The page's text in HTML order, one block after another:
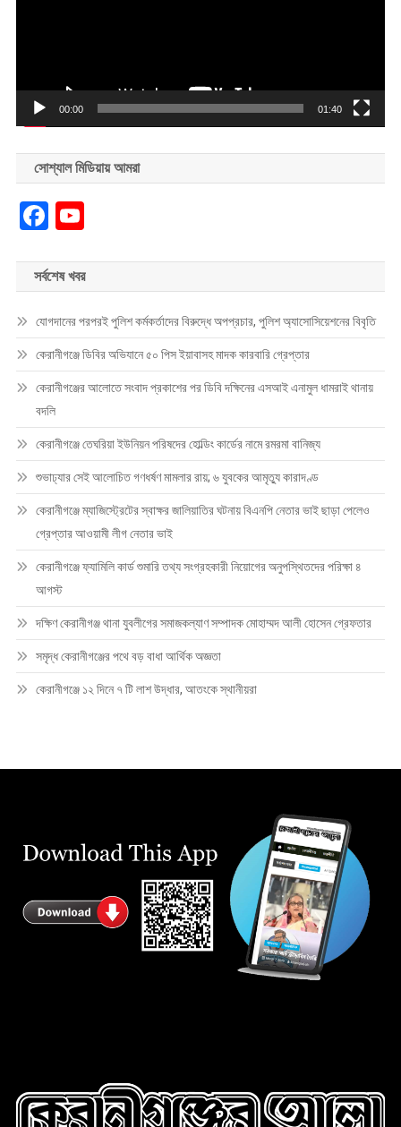
00:00 01:40
সোশ্যাল মিডিয়ায় আমরা
Facebook
সর্বশেষ খবর
যোগদানের পরপরই পুলিশ কর্মকর্তাদের বিরুদ্ধে অপপ্রচার, পুলিশ অ্যাসোসিয়েশনের বিবৃতি
কেরানীগঞ্জে ডিবির অভিযানে ৫০ পিস ইয়াবাসহ মাদক কারবারি গ্রেপ্তার
কেরানীগঞ্জের আলোতে সংবাদ প্রকাশের পর ডিবি দক্ষিনের এসআই এনামুল ধামরাই থানায়
বদলি
কেরানীগঞ্জে তেঘরিয়া ইউনিয়ন পরিষদের হোল্ডিং কার্ডের নামে রমরমা বানিজ্য
শুভাঢ্যার সেই আলোচিত গণধর্ষণ মামলার রায়; ৬ যুবকের আমৃত্যু কারাদণ্ড
কেরানীগঞ্জে ম্যাজিস্ট্রেটের স্বাক্ষর জালিয়াতির ঘটনায় বিএনপি নেতার ভাই ছাড়া পেলেও
গ্রেপ্তার আওয়ামী লীগ নেতার ভাই
কেরানীগঞ্জে ফ্যামিলি কার্ড শুমারি তথ্য সংগ্রহকারী নিয়োগের অনুপস্থিতদের পরিক্ষা ৪
আগস্ট
দক্ষিণ কেরানীগঞ্জ থানা যুবলীগের সমাজকল্যাণ সম্পাদক মোহাম্মদ আলী হোসেন গ্রেফতার
সমৃদ্ধ কেরানীগঞ্জের পথে বড় বাধা আর্থিক অজ্ঞতা
কেরানীগঞ্জে ১২ দিনে ৭ টি লাশ উদ্ধার, আতংকে স্থানীয়রা